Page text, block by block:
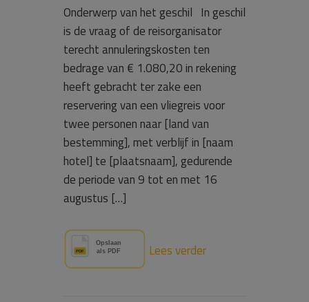
Onderwerp van het geschil In geschil
is de vraag of de reisorganisator
terecht annuleringskosten ten
bedrage van € 1.080,20 in rekening
heeft gebracht ter zake een
reservering van een vliegreis voor
twee personen naar [land van
bestemming], met verblijf in [naam
hotel] te [plaatsnaam], gedurende
de periode van 9 tot en met 16
augustus […]
Lees verder